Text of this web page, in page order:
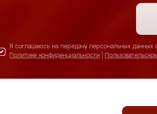
Я соглашаюсь на передачу персональных данных
Политике конфиденциальности